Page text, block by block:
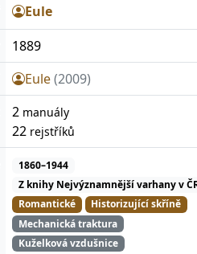
Eule
1889
Eule(2009)
2 manuály
22 rejstříků
1860–1944
Z knihy Nejvýznamnější varhany v
Romantické
Historizující skříně
Mechanická traktura
Kuželková vzdušnice